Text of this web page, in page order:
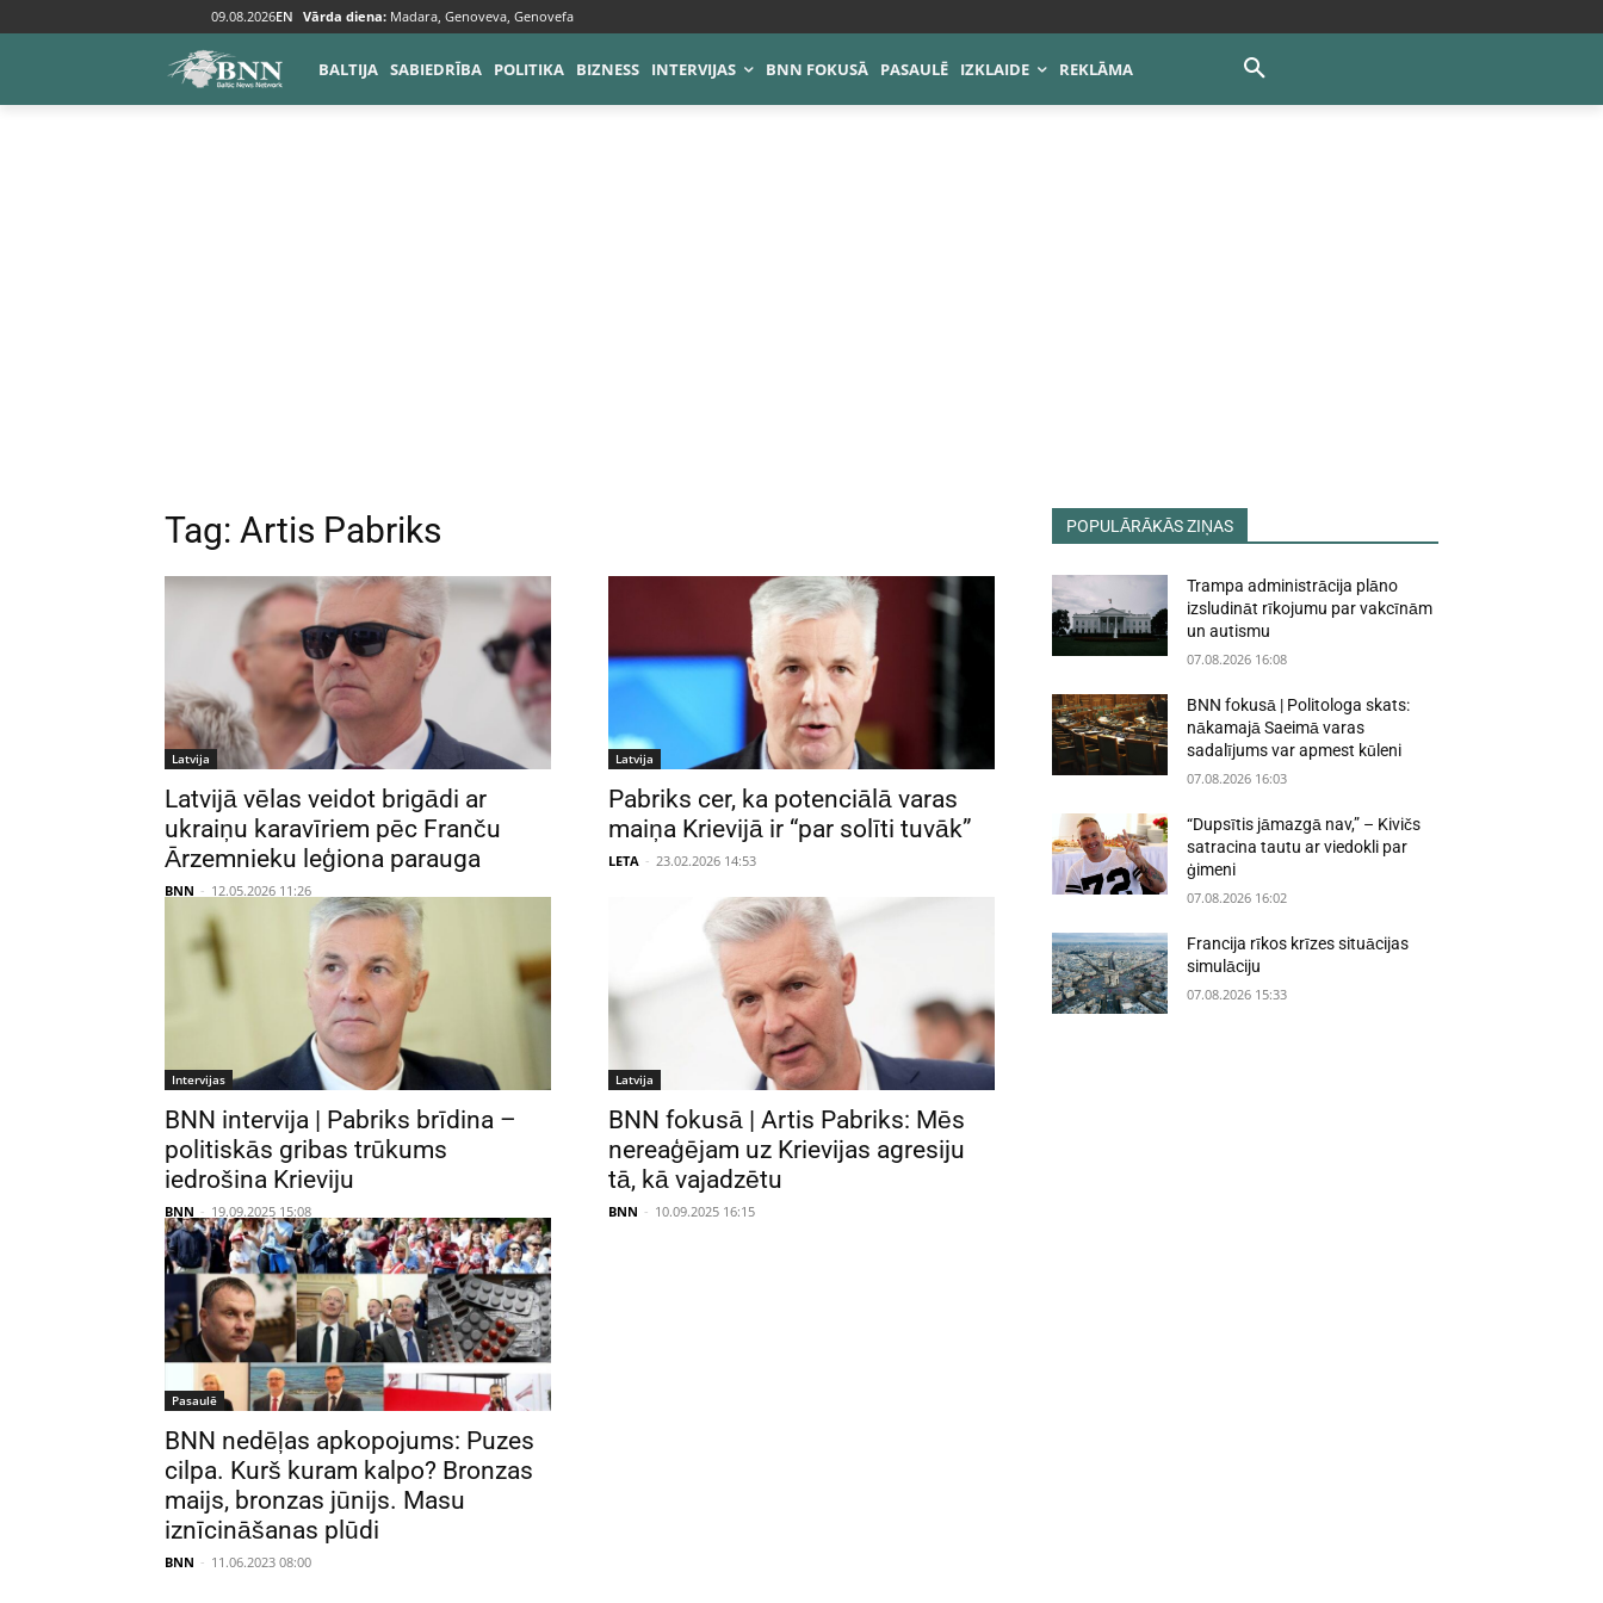
09.08.2026EN Vārda diena: Madara, Genoveva, Genovefa
BALTIJA SABIEDRĪBA POLITIKA BIZNESS INTERVIJAS BNN FOKUSĀ PASAULĒ IZKLAIDE REKLĀMA
Tags Artis Pabriks
Tag: Artis Pabriks
Latvija
Latvijā vēlas veidot brigādi ar
ukraiņu karavīriem pēc Franču
Ārzemnieku leģiona parauga
BNN - 12.05.2026 11:26
Latvija
Pabriks cer, ka potenciālā varas
maiņa Krievijā ir “par solīti tuvāk”
LETA - 23.02.2026 14:53
Intervijas
BNN intervija | Pabriks brīdina –
politiskās gribas trūkums
iedrošina Krieviju
BNN - 19.09.2025 15:08
Latvija
BNN fokusā | Artis Pabriks: Mēs
nereaģējam uz Krievijas agresiju
tā, kā vajadzētu
BNN - 10.09.2025 16:15
Pasaulē
BNN nedēļas apkopojums: Puzes
cilpa. Kurš kuram kalpo? Bronzas
maijs, bronzas jūnijs. Masu
iznīcināšanas plūdi
BNN - 11.06.2023 08:00
POPULĀRĀKĀS ZIŅAS
Trampa administrācija plāno
izsludināt rīkojumu par vakcīnām
un autismu
07.08.2026 16:08
BNN fokusā | Politologa skats:
nākamajā Saeimā varas
sadalījums var apmest kūleni
07.08.2026 16:03
“Dupsītis jāmazgā nav,” – Kivičs
satracina tautu ar viedokli par
ģimeni
07.08.2026 16:02
Francija rīkos krīzes situācijas
simulāciju
07.08.2026 15:33